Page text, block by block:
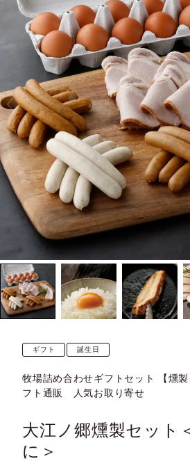
ギフト 誕生日
牧場詰め合わせギフトセット 【燻
フト通販 人気お取り寄せ
大江ノ郷燻製セット
に＞